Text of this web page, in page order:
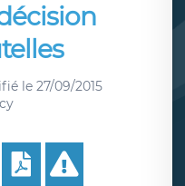
le 27/09/2015